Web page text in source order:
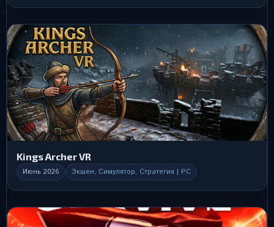
Kings Archer VR
Июнь 2026 Экшен, Симулятор, Стратегия | PC